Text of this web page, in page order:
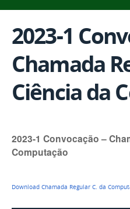
2023-1
Chamada
Ciência da
2023-1 Convocação –
Computação
Download Chamada Regular C. da